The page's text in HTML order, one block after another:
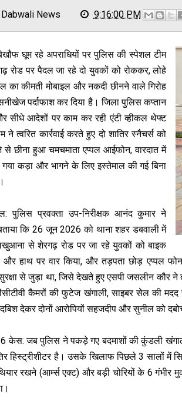
Dabwali News 9:16:00 PM
घूम रहे अपराधियों पर पुलिस की स्पेशल टीम
पर पैदल जा रहे दो युवकों को रोककर, लोहे
कीमती मोबाइल और नकदी छीनने वाले गिरोह
पर्दाफाश कर दिया है। जिला पुलिस कप्तान
आदेशों पर काम कर रही एंटी व्हीकल थेफ्ट
कार्रवाई करते हुए दो शातिर स्नैचर्स को
छीना हुआ चमचमाता एप्पल आईफोन, वारदात में
कड़ा और भागने के लिए इस्तेमाल की गई बिना
पुलिस प्रवक्ता उप-निरीक्षक आनंद कुमार ने
कि 26 जून 2026 को थाना शहर डबवाली में
से शेरगढ़ रोड पर जा रहे युवकों को बाइक
और हाथ पर वार किया, और तड़पता छोड़ एप्पल
से जुड़ा था, जिसे देखते हुए एसपी जसलीन कौर
कैमरों की फुटेज खंगाली, साइबर सेल की मदद
देकर दोनों आरोपियों सहजदीप और सुनील को
6 केस: जब पुलिस ने पकड़े गए बदमाशों की कुंडली
हिस्ट्रीशीटर है। उसके खिलाफ पिछले 3 सालों
रखने (आर्म्स एक्ट) और बड़ी चोरियों के 6 गंभीर